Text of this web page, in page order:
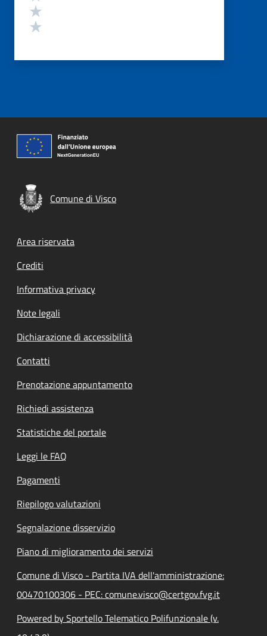
Comune di Visco
Footer menu
Area riservata
Crediti
Informativa privacy
Note legali
Dichiarazione di accessibilità
Contatti
Prenotazione appuntamento
Richiedi assistenza
Statistiche del portale
Leggi le FAQ
Pagamenti
Riepilogo valutazioni
Segnalazione disservizio
Piano di miglioramento dei servizi
Comune di Visco - Partita IVA dell'amministrazione:
00470100306 - PEC: comune.visco@certgov.fvg.it
Powered by Sportello Telematico Polifunzionale (v.